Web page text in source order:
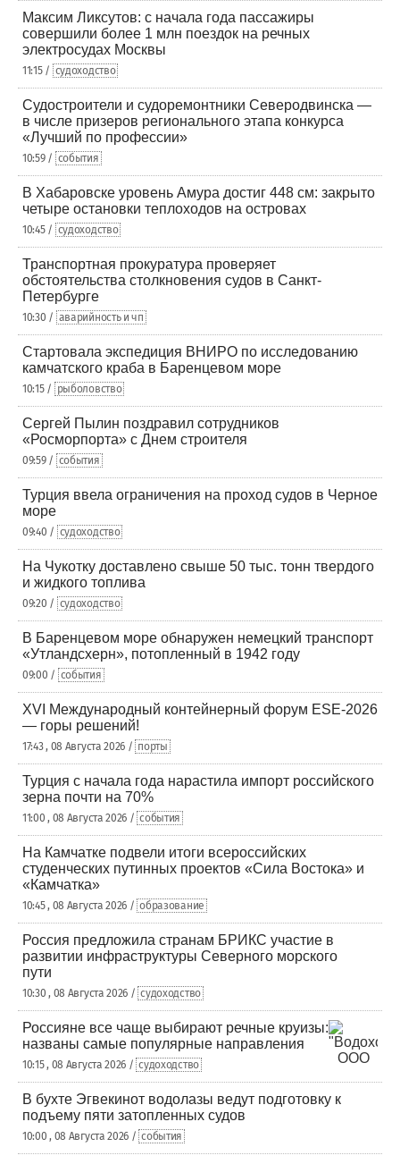
Максим Ликсутов: с начала года пассажиры
совершили более 1 млн поездок на речных
электросудах Москвы
11:15 / судоходство
Судостроители и судоремонтники Северодвинска —
в числе призеров регионального этапа конкурса
«Лучший по профессии»
10:59 / события
В Хабаровске уровень Амура достиг 448 см: закрыто
четыре остановки теплоходов на островах
10:45 / судоходство
Транспортная прокуратура проверяет
обстоятельства столкновения судов в Санкт-
Петербурге
10:30 / аварийность и чп
Стартовала экспедиция ВНИРО по исследованию
камчатского краба в Баренцевом море
10:15 / рыболовство
Сергей Пылин поздравил сотрудников
«Росморпорта» с Днем строителя
09:59 / события
Турция ввела ограничения на проход судов в Черное
море
09:40 / судоходство
На Чукотку доставлено свыше 50 тыс. тонн твердого
и жидкого топлива
09:20 / судоходство
В Баренцевом море обнаружен немецкий транспорт
«Утландсхерн», потопленный в 1942 году
09:00 / события
XVI Международный контейнерный форум ESE-2026
— горы решений!
17:43 , 08 Августа 2026 / порты
Турция с начала года нарастила импорт российского
зерна почти на 70%
11:00 , 08 Августа 2026 / события
На Камчатке подвели итоги всероссийских
студенческих путинных проектов «Сила Востока» и
«Камчатка»
10:45 , 08 Августа 2026 / образование
Россия предложила странам БРИКС участие в
развитии инфраструктуры Северного морского
пути
10:30 , 08 Августа 2026 / судоходство
Россияне все чаще выбирают речные круизы:
названы самые популярные направления
10:15 , 08 Августа 2026 / судоходство
В бухте Эгвекинот водолазы ведут подготовку к
подъему пяти затопленных судов
10:00 , 08 Августа 2026 / события